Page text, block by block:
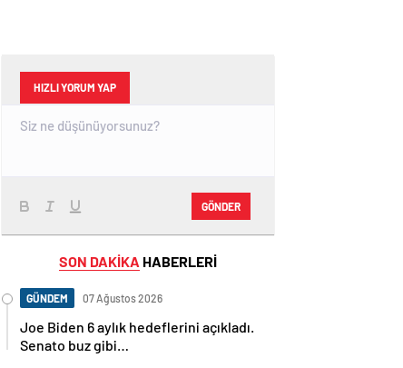
HIZLI YORUM YAP
GÖNDER
SON DAKİKA HABERLERİ
GÜNDEM 07 Ağustos 2026
Joe Biden 6 aylık hedeflerini açıkladı.
Senato buz gibi…